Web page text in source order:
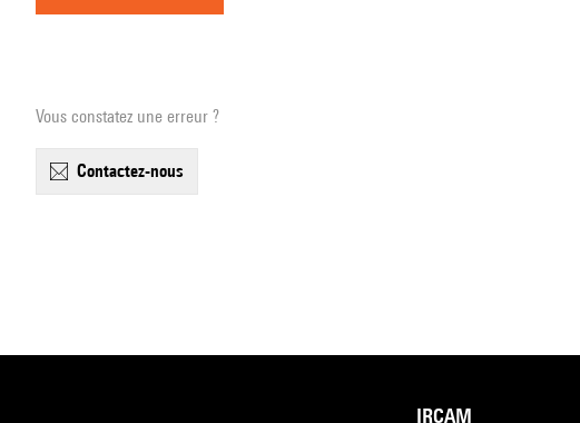
Vous constatez une erreur ?
contactez-nous
IRCAM